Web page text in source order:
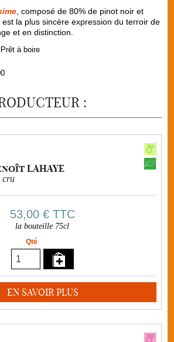
, composé de 80% de pinot noir et
la plus sincère expression du terroir de
et en distinction.
Prêt à boire
:
LAHAYE
cru
53,00 €TTC
la bouteille 75cl
Qté
EN SAVOIR PLUS